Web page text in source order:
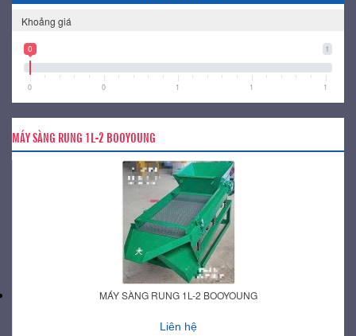
Khoảng giá
1
0
0 0 1 1 1
MÁY SÀNG RUNG 1L-2 BOOYOUNG
MÁY SÀNG RUNG 1L-2 BOOYOUNG
Liên hệ